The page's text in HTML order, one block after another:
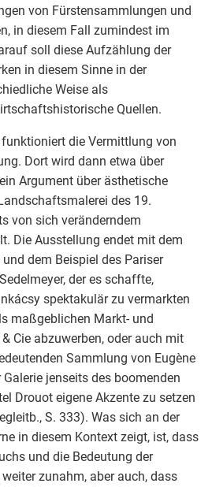
von Fürstensammlungen und
in diesem Fall zumindest im
soll diese Aufzählung der
in diesem Sinne in der
Weise als
Quellen.
die Vermittlung von
Dort wird dann etwa über
Argument über ästhetische
des 19.
von sich veränderndem
Die Ausstellung endet mit dem
dem Beispiel des Pariser
der es schaffte,
spektakulär zu vermarkten
maßgeblichen Markt- und
Cie abzuwerben, oder auch mit
Sammlung von Eugène
jenseits des boomenden
Drouot eigene Akzente zu setzen
S. 333). Was sich an der
in diesem Kontext zeigt, ist, dass
und die Bedeutung der
zunahm, aber auch, dass